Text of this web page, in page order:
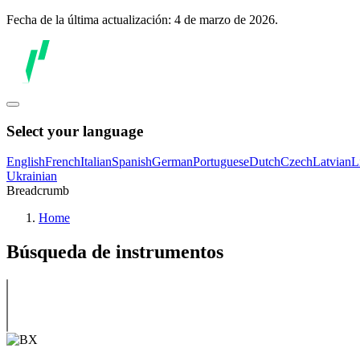
Fecha de la última actualización: 4 de marzo de 2026.
Select your language
EnglishFrenchItalianSpanishGermanPortugueseDutchCzechLatvian
Ukrainian
Breadcrumb
Home
Búsqueda de instrumentos